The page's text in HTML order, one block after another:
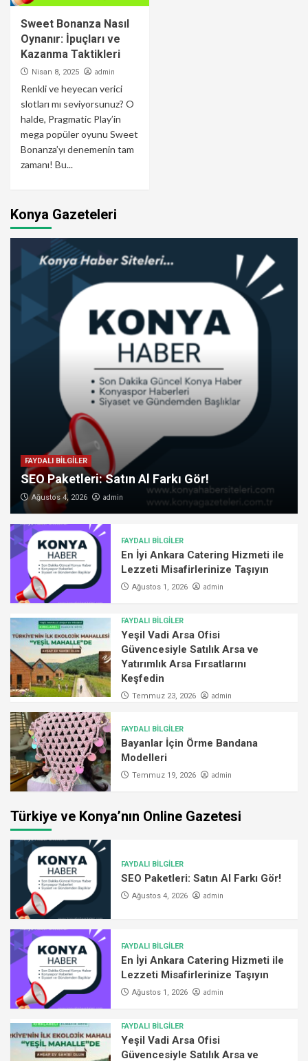
Sweet Bonanza Nasıl
Oynanır: İpuçları ve
Kazanma Taktikleri
Nisan 8, 2025 admin
Renkli ve heyecan verici
slotları mı seviyorsunuz? O
halde, Pragmatic Play’in
mega popüler oyunu Sweet
Bonanza’yı denemenin tam
zamanı! Bu...
Konya Gazeteleri
FAYDALI BİLGİLER
SEO Paketleri: Satın Al Farkı Gör!
Ağustos 4, 2026 admin
FAYDALI BİLGİLER
En İyi Ankara Catering Hizmeti ile
Lezzeti Misafirlerinize Taşıyın
Ağustos 1, 2026 admin
FAYDALI BİLGİLER
Yeşil Vadi Arsa Ofisi
Güvencesiyle Satılık Arsa ve
Yatırımlık Arsa Fırsatlarını
Keşfedin
Temmuz 23, 2026 admin
FAYDALI BİLGİLER
Bayanlar İçin Örme Bandana
Modelleri
Temmuz 19, 2026 admin
Türkiye ve Konya’nın Online Gazetesi
FAYDALI BİLGİLER
SEO Paketleri: Satın Al Farkı Gör!
Ağustos 4, 2026 admin
FAYDALI BİLGİLER
En İyi Ankara Catering Hizmeti ile
Lezzeti Misafirlerinize Taşıyın
Ağustos 1, 2026 admin
FAYDALI BİLGİLER
Yeşil Vadi Arsa Ofisi
Güvencesiyle Satılık Arsa ve